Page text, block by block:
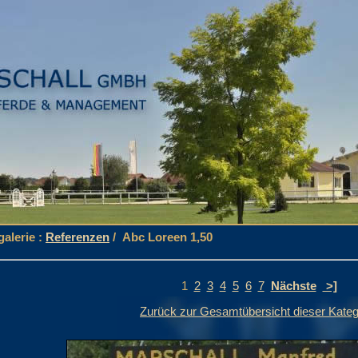
: Referenzen / Abc Loreen 1,50
1 2 3 4 5 6 7 Nächste
>]
Zurück zur Gesamtübersicht dieser